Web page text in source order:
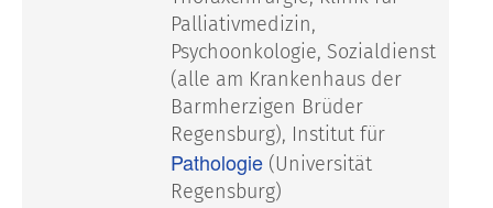
Palliativmedizin,
Psychoonkologie, Sozialdienst
(alle am Krankenhaus der
Barmherzigen Brüder
Regensburg), Institut für
Pathologie (Universität
Regensburg)